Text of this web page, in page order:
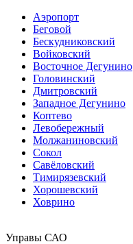
Аэропорт
Беговой
Бескудниковский
Войковский
Восточное Дегунино
Головинский
Дмитровский
Западное Дегунино
Коптево
Левобережный
Молжаниновский
Сокол
Савёловский
Тимирязевский
Хорошевский
Ховрино
Управы САО